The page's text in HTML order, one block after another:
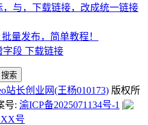
与，下载链接，改成统一链接
量发布，简单教程！
段 下载链接
搜索
站长创业网(王杨010173) 版权所
号: 渝ICP备2025071134号-1 |
号